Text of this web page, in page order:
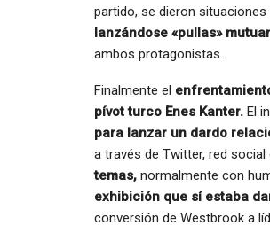
partido, se dieron
lanzándose «pullas»
ambos protagonistas.
Finalmente el
pívot turco Enes Kanter. El
para lanzar un dardo
a través de Twitter, red social
temas, normalmente con
exhibición que sí estaba
conversión de Westbrook a